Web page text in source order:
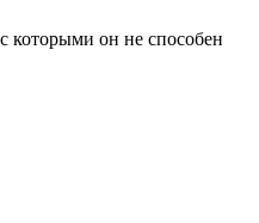
которыми он не способен